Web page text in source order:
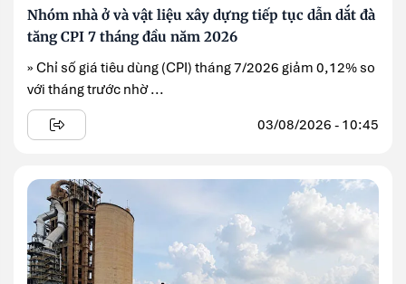
Nhóm nhà ở và vật liệu xây dựng tiếp tục dẫn dắt đà
tăng CPI 7 tháng đầu năm 2026
» Chỉ số giá tiêu dùng (CPI) tháng 7/2026 giảm 0,12% so
với tháng trước nhờ ...
03/08/2026 - 10:45